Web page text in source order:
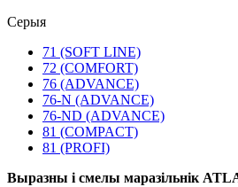
Серыя
71 (SOFT LINE)
72 (COMFORT)
76 (ADVANCE)
76-N (ADVANCE)
76-ND (ADVANCE)
81 (COMPACT)
81 (PROFI)
Выразны і смелы маразільнік